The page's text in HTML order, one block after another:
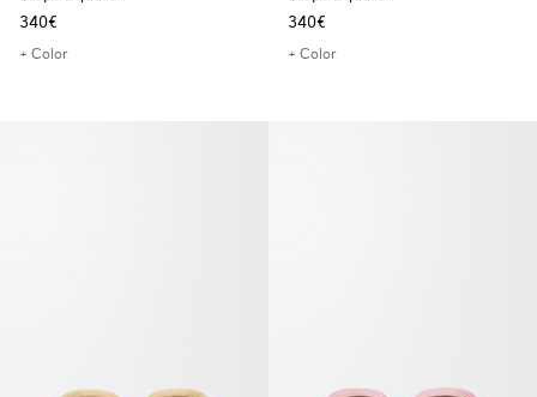
340€
+ Color
340€
+ Color